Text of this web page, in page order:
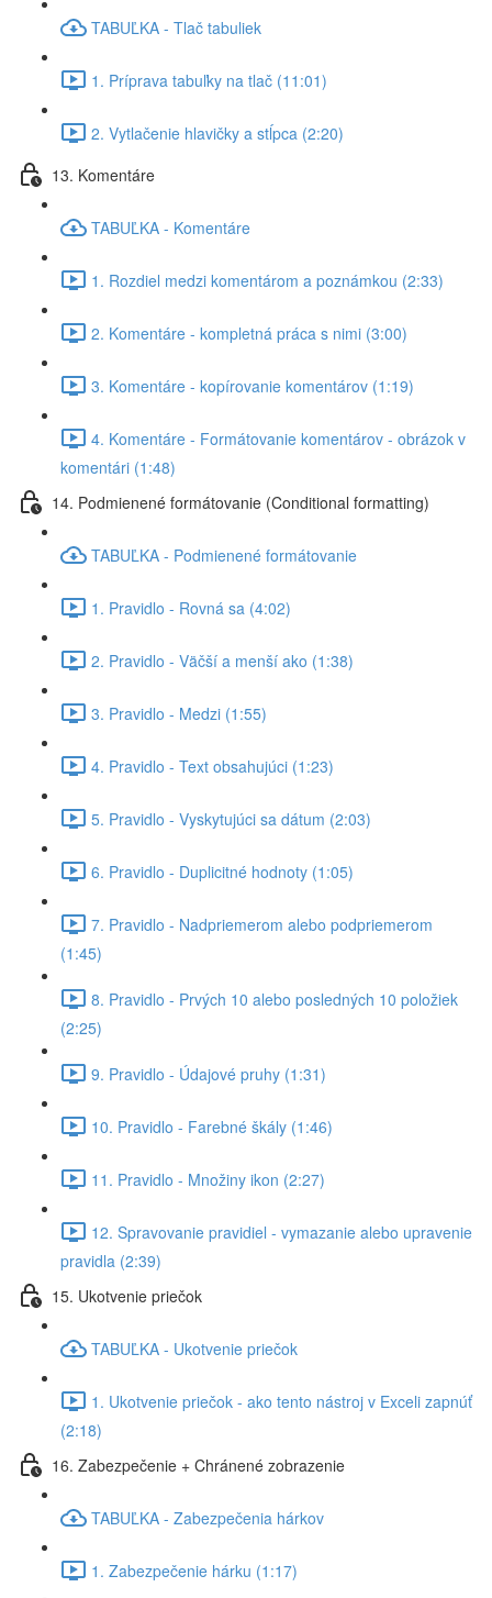
TABUĽKA - Tlač tabuliek
1. Príprava tabuľky na tlač (11:01)
2. Vytlačenie hlavičky a stĺpca (2:20)
13. Komentáre
TABUĽKA - Komentáre
1. Rozdiel medzi komentárom a poznámkou (2:33)
2. Komentáre - kompletná práca s nimi (3:00)
3. Komentáre - kopírovanie komentárov (1:19)
4. Komentáre - Formátovanie komentárov - obrázok v
komentári (1:48)
14. Podmienené formátovanie (Conditional formatting)
TABUĽKA - Podmienené formátovanie
1. Pravidlo - Rovná sa (4:02)
2. Pravidlo - Väčší a menší ako (1:38)
3. Pravidlo - Medzi (1:55)
4. Pravidlo - Text obsahujúci (1:23)
5. Pravidlo - Vyskytujúci sa dátum (2:03)
6. Pravidlo - Duplicitné hodnoty (1:05)
7. Pravidlo - Nadpriemerom alebo podpriemerom
(1:45)
8. Pravidlo - Prvých 10 alebo posledných 10 položiek
(2:25)
9. Pravidlo - Údajové pruhy (1:31)
10. Pravidlo - Farebné škály (1:46)
11. Pravidlo - Množiny ikon (2:27)
12. Spravovanie pravidiel - vymazanie alebo upravenie
pravidla (2:39)
15. Ukotvenie priečok
TABUĽKA - Ukotvenie priečok
1. Ukotvenie priečok - ako tento nástroj v Exceli zapnúť
(2:18)
16. Zabezpečenie + Chránené zobrazenie
TABUĽKA - Zabezpečenia hárkov
1. Zabezpečenie hárku (1:17)